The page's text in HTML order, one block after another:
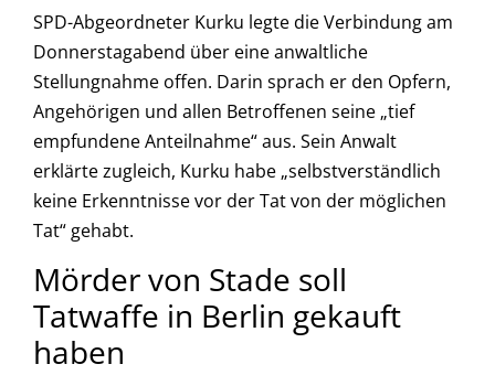
SPD-Abgeordneter Kurku legte die Verbindung am
Donnerstagabend über eine anwaltliche
Stellungnahme offen. Darin sprach er den Opfern,
Angehörigen und allen Betroffenen seine „tief
empfundene Anteilnahme“ aus. Sein Anwalt
erklärte zugleich, Kurku habe „selbstverständlich
keine Erkenntnisse vor der Tat von der möglichen
Tat“ gehabt.
Mörder von Stade soll
Tatwaffe in Berlin gekauft
haben